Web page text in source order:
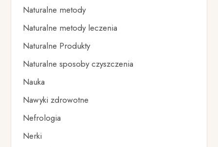
Naturalne metody
Naturalne metody leczenia
Naturalne Produkty
Naturalne sposoby czyszczenia
Nauka
Nawyki zdrowotne
Nefrologia
Nerki